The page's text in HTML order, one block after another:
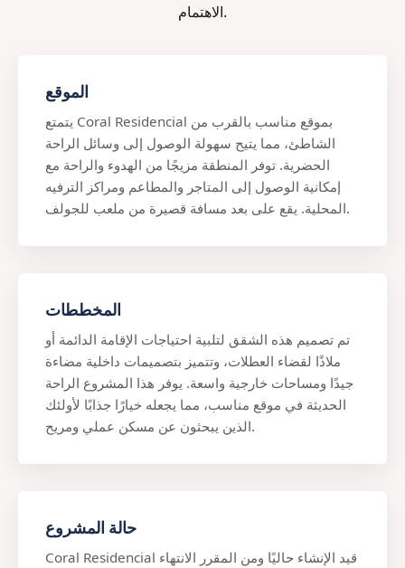
الاهتمام.
الموقع
يتمتع Coral Residencial بموقع مناسب بالقرب من
الشاطئ، مما يتيح سهولة الوصول إلى وسائل الراحة
الحضرية. توفر المنطقة مزيجًا من الهدوء والراحة مع
إمكانية الوصول إلى المتاجر والمطاعم ومراكز الترفيه
المحلية. يقع على بعد مسافة قصيرة من ملعب للجولف.
المخططات
تم تصميم هذه الشقق لتلبية احتياجات الإقامة الدائمة أو
ملاذًا لقضاء العطلات، وتتميز بتصميمات داخلية مضاءة
جيدًا ومساحات خارجية واسعة. يوفر هذا المشروع الراحة
الحديثة في موقع مناسب، مما يجعله خيارًا جذابًا لأولئك
الذين يبحثون عن مسكن عملي ومريح.
حالة المشروع
Coral Residencial قيد الإنشاء حاليًا ومن المقرر الانتهاء